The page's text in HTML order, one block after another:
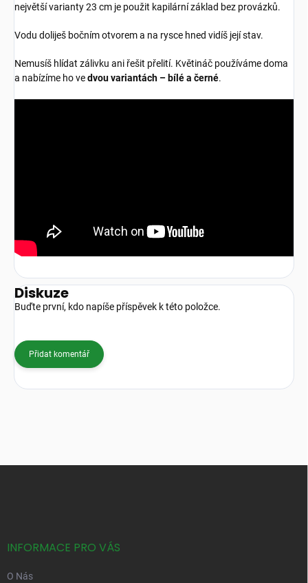
největší varianty 23 cm je použit kapilární základ bez provázků.
Vodu doliješ bočním otvorem a na rysce hned vidíš její stav.
Nemusíš hlídat zálivku ani řešit přelití. Květináč používáme doma
a nabízíme ho vedvou variantách – bílé a černé.
Diskuze
Buďte první, kdo napíše příspěvek k této položce.
Přidat komentář
INFORMACE PRO VÁS
O Nás